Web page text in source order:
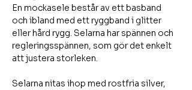
En mockasele består av ett basband
och ibland med ett ryggband i glitter
eller hård rygg. Selarna har spännen och
regleringsspännen, som gör det enkelt
att justera storleken.
Selarna nitas ihop med rostfria silver,